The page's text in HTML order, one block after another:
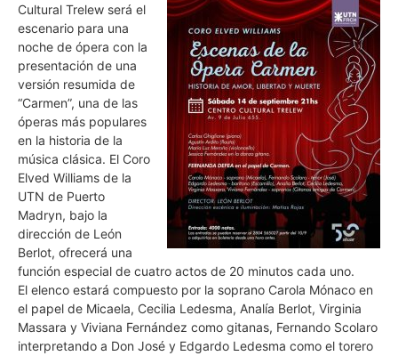
Cultural Trelew será el
escenario para una
noche de ópera con la
presentación de una
versión resumida de
“Carmen”, una de las
óperas más populares
en la historia de la
música clásica. El Coro
Elved Williams de la
UTN de Puerto
Madryn, bajo la
dirección de León
Berlot, ofrecerá una
función especial de cuatro actos de 20 minutos cada uno.
El elenco estará compuesto por la soprano Carola Mónaco en
el papel de Micaela, Cecilia Ledesma, Analía Berlot, Virginia
Massara y Viviana Fernández como gitanas, Fernando Scolaro
interpretando a Don José y Edgardo Ledesma como el torero